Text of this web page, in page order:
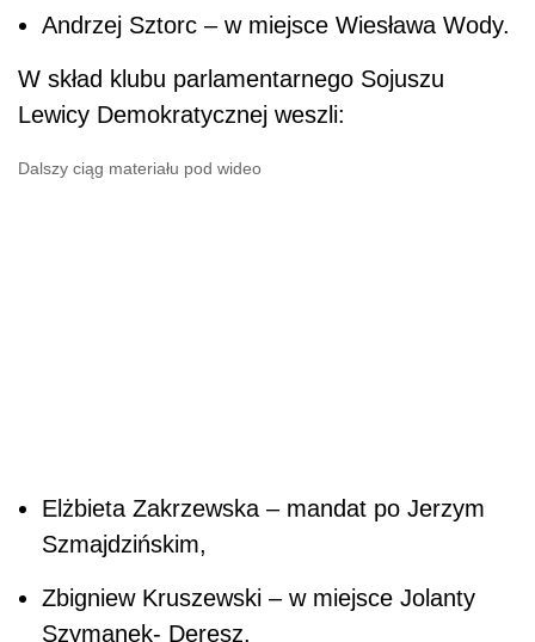
Andrzej Sztorc – w miejsce Wiesława Wody.
W skład klubu parlamentarnego Sojuszu
Lewicy Demokratycznej weszli:
Dalszy ciąg materiału pod wideo
Elżbieta Zakrzewska – mandat po Jerzym
Szmajdzińskim,
Zbigniew Kruszewski – w miejsce Jolanty
Szymanek- Deresz.